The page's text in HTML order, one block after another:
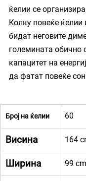
ќелии се
Колку повеќе
бидат неговите
големината обично
капацитет на
да фатат повеќе
Број на ќелии 60
Висина 164
Ширина 99 cm